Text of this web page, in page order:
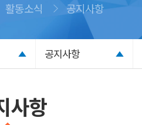
활동소식 공지사항
공지사항
사항